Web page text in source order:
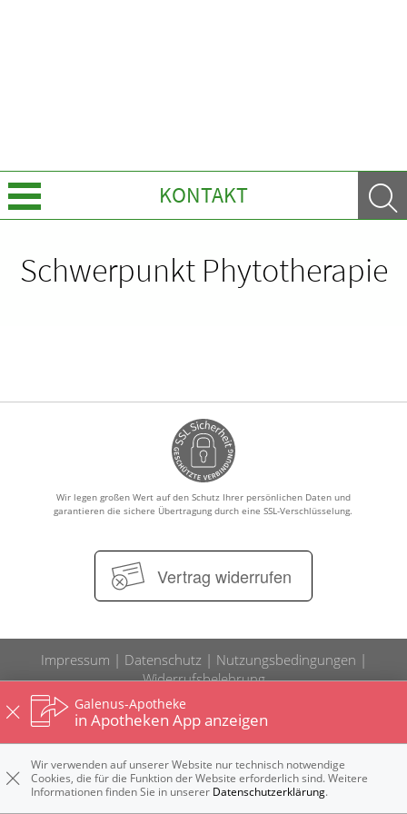
KONTAKT
Schwerpunkt Phytotherapie
Wir legen großen Wert auf den Schutz Ihrer persönlichen Daten und
garantieren die sichere Übertragung durch eine SSL-Verschlüsselung.
Vertrag widerrufen
Impressum Datenschutz
Nutzungsbedingungen
Widerrufsbelehrung
Galenus-Apotheke
in Apotheken App anzeigen
Wir verwenden auf unserer Website nur technisch notwendige
Cookies, die für die Funktion der Website erforderlich sind. Weitere
Informationen finden Sie in unserer Datenschutzerklärung.